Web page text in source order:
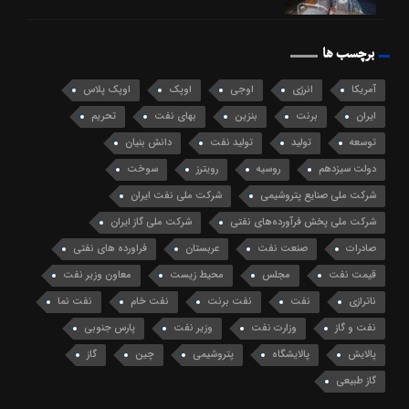
برچسب ها
آمریکا انرژی اوجی اوپک
اوپک پلاس
ایران
برنت بنزین بهای نفت
تحریم
توسعه
تولید تولید نفت
دانش بنیان
دولت سیزدهم
روسیه رویترز
سوخت
شرکت ملی صنایع پتروشیمی
شرکت ملی نفت ایران
شرکت ملی پخش فرآورده‌های نفتی
شرکت ملی گاز ایران
صادرات
صنعت نفت عربستان
فراورده های نفتی
قیمت نفت
مجلس محیط زیست
معاون وزیر نفت
ناترازی
نفت نفت برنت نفت خام
نفت نما
نفت و گاز
وزارت نفت وزیر نفت
پارس جنوبی
پالایش
پالایشگاه پتروشیمی چین
گاز
گاز طبیعی